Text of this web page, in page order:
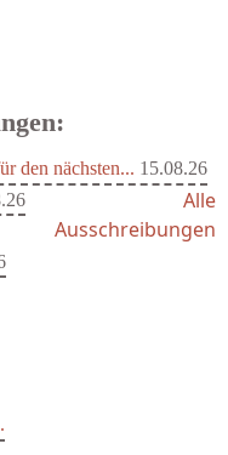
den nächsten... 15.08.26
Alle
Ausschreibungen